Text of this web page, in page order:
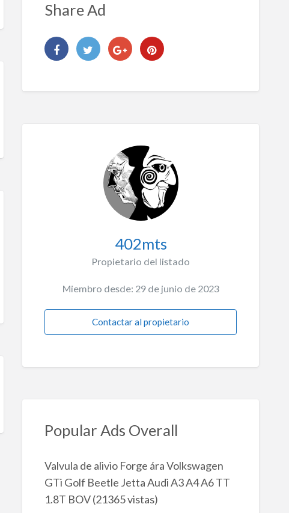
Share Ad
402mts
Propietario del listado
Miembro desde: 29 de junio de 2023
Contactar al propietario
Popular Ads Overall
Valvula de alivio Forge ára Volkswagen
GTi Golf Beetle Jetta Audi A3 A4 A6 TT
1.8T BOV(21365 vistas)